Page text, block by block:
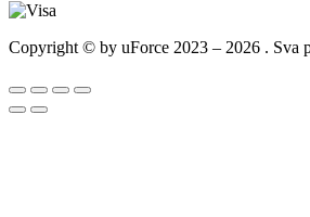
Copyright © by uForce 2023 – 2026 . Sva